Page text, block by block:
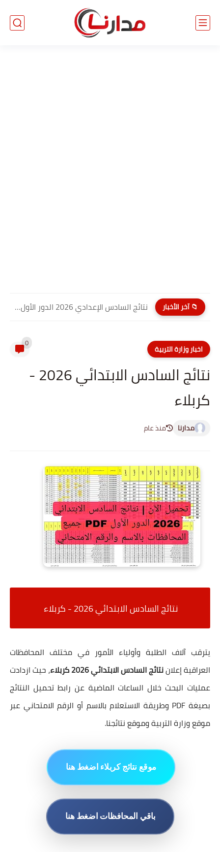
📁 آخر الأخبار نتائج السادس الإعدادي 2026 الدور الأول PDF كربلاء المقدسة| موقع...
اخبار وزارة التربية 0
نتائج السادس الابتدائي 2026 -
كربلاء
مدارنا منذ عام
نتائج السادس الابتدائي 2026 - كربلاء
يترقب آلاف الطلبة وأولياء الأمور في مختلف المحافظات
العراقية إعلاننتائج السادس الابتدائي 2026 كربلاء
، حيث ازدادت
عمليات البحث خلال الساعات الماضية عن رابط تحميل النتائج
بصيغة PDF وطريقة الاستعلام بالاسم أو الرقم الامتحاني عبر
موقع وزارة التربية وموقع نتائجنا.
موقع نتائج كربلاء اضغط هنا ا
باقي المحافظات اضغط هنا